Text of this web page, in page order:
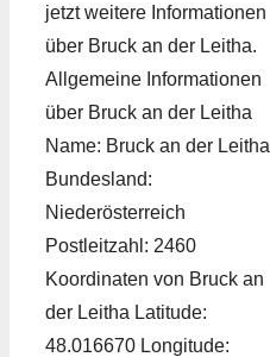
jetzt weitere Informationen
über Bruck an der Leitha.
Allgemeine Informationen
über Bruck an der Leitha
Name: Bruck an der Leitha
Bundesland:
Niederösterreich
Postleitzahl: 2460
Koordinaten von Bruck an
der Leitha Latitude:
48.016670 Longitude: